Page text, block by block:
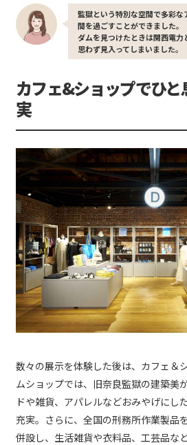
監獄という特別な空間で多彩
間を過ごすことができました
ダムを見つけたときは関西電力
思わず見入ってしまいました。
カフェ&ショップでひ
実
数々の展示を体験した後は、カフェ＆
ムショップでは、旧奈良監獄の建築美
ドや雑貨、アパレルなどおみやげにし
充実。さらに、全国の刑務所作業製品
併設し、生活雑貨や衣料品、工芸品な